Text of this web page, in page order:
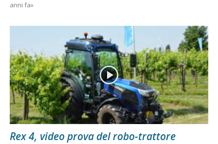
anni fa»
Rex 4, video prova del robo-trattore